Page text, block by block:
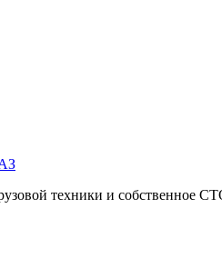
техники и собственное